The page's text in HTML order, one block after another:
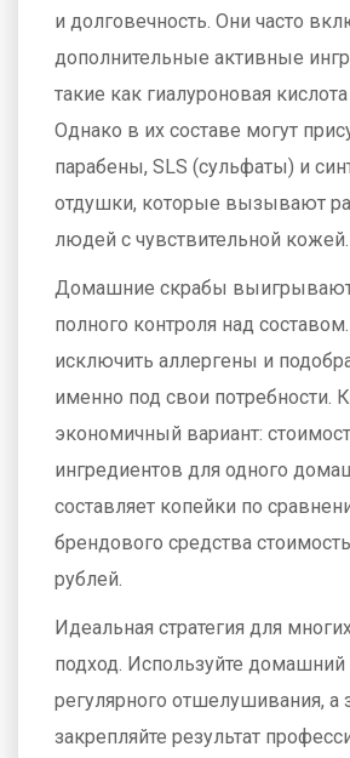
и долговечность. Они часто
дополнительные активные
такие как гиалуроновая
Однако в их составе могут
парабены, SLS (сульфаты) и
отдушки, которые вызывают
людей с чувствительной кожей.
Домашние скрабы выигрывают
полного контроля над
исключить аллергены и
именно под свои потребности.
экономичный вариант:
ингредиентов для одного
составляет копейки по
брендового средства
рублей.
Идеальная стратегия для
подход. Используйте домашний
регулярного отшелушивания, а
закрепляйте результат